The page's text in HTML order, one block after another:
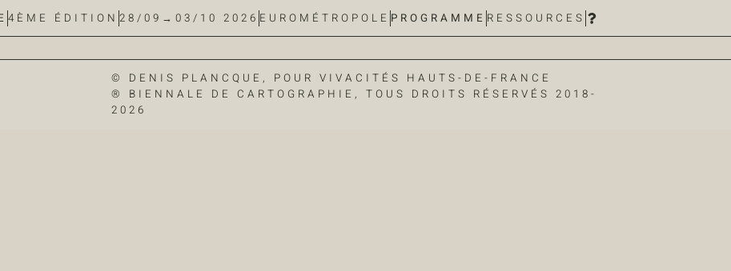
4ÈME ÉDITION 28/09→03/10 2026 EUROMÉTROPOLE PROGRAMME RESSOURCES
© DENIS PLANCQUE, POUR VIVACITÉS HAUTS-DE-FRANCE
® BIENNALE DE CARTOGRAPHIE, TOUS DROITS RÉSERVÉS 2018-
2026